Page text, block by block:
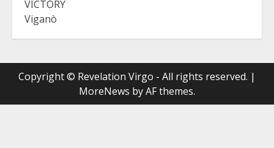
VICTORY
Viganò
Copyright © Revelation Virgo - All rights reserved. |
MoreNews by AF themes.